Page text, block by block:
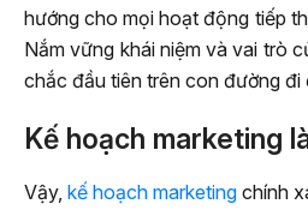
hướng cho mọi hoạt động tiếp
Nắm vững khái niệm và vai trò
chắc đầu tiên trên con đường đi
Kế hoạch marketing
Vậy, kế hoạch marketing chính